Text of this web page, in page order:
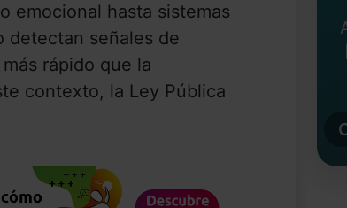
emocional hasta sistemas
detectan señales de
rápido que la
contexto, la Ley Pública